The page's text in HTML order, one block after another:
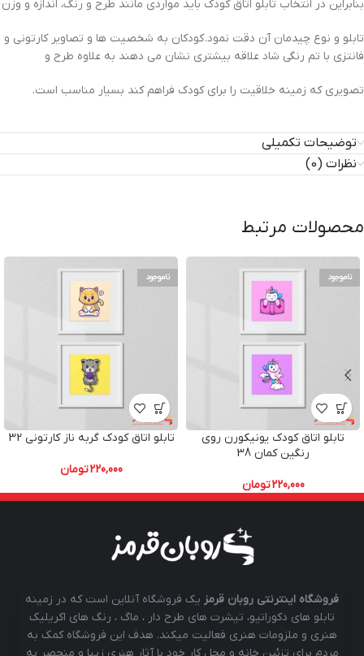
بنابراین در انتخاب تابلو اتاق کودک باید مواردی مانند طرح و رنگ، اندازه و وزن
تابلو و نوع چیدمان آن دقت نمود. کودکان به شخصیت ها و تصاویر کارتونی و
فانتزی با تم رنگی شاد علاقه بیشتری نشان می دهند به علاوه طرح و
تصویری که زمینه خلاقیت را برای کودک فراهم کند بسیار مناسب است.
توضیحات تکمیلی
نظرات (0)
محصولات مرتبط
ناموجود
تابلو اتاق کودک یونیکورن روی
رنگین کمان 38
220,000تومان
ناموجود
تابلو اتاق کودک گربه ناز کارتونی 32
220,000تومان
فروشگاه اینترنتی روبان قرمز یک فروشگاه آنلاین است که در زمینه
تابلو های دکوراتیو، تیشرت های طرح دار ، ماگ ، رنگ های اکریلیک
هنری و ملزومات هنری فعالیت میکند. هدف این فروشگاه کمک به